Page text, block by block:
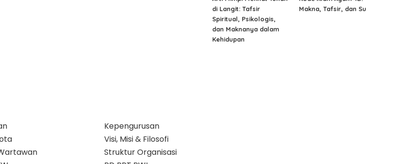
di Langit: Tafsir
Spiritual, Psikologis,
dan Maknanya dalam
Kehidupan
Makna, Tafsir, dan Su
Kepengurusan
Visi, Misi & Filosofi
Struktur Organisasi